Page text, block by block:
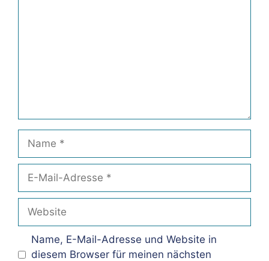
Mail-
Adresse
Name, E-Mail-Adresse und Website in
diesem Browser für meinen nächsten